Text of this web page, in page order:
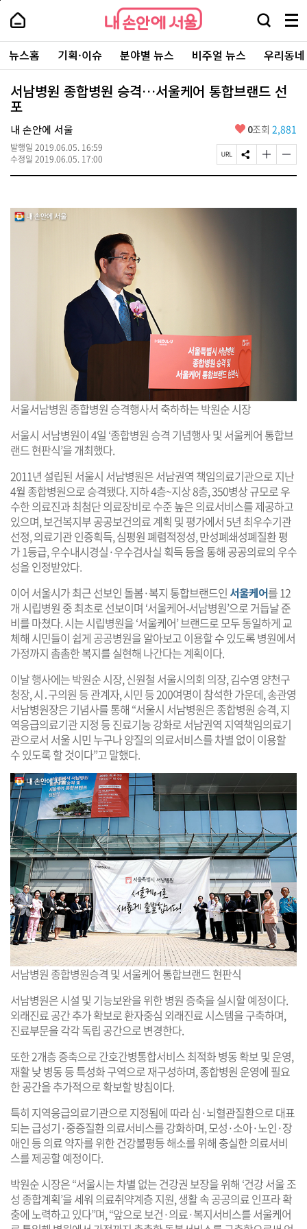
본
로
가
내
손
안
에
서
울
-
서
울
시
대
표
소
통
포
내
손
에
울
검
창
열
기
메
뉴
전
체
보
주
요
서
뉴스홈 기획·이슈 분야별 뉴스 비주얼 뉴스 우리동
서남병원 종합병원 승격…서울케어 통합브랜드 선
포
내 손안에 서울
발행일 2019.06.05. 16:59
수정일 2019.06.05. 17:00
좋
요
0조회 2,881
페
이
R
S
N
유
글
자
크
글
자
작
서울서남병원 종합병원 승격행사서 축하하는 박원순 시장
서울시 서남병원이 4일 ‘종합병원 승격 기념행사 및 서울케어 통합브
랜드 현판식’을 개최했다.
2011년 설립된 서울시 서남병원은 서남권역 책임의료기관으로 지난
4월 종합병원으로 승격됐다. 지하 4층~지상 8층, 350병상 규모로 우
수한 의료진과 최첨단 의료장비로 수준 높은 의료서비스를 제공하고
있으며, 보건복지부 공공보건의료 계획 및 평가에서 5년 최우수기관
선정, 의료기관 인증획득, 심평원 폐렴적정성, 만성폐쇄성폐질환 평
가 1등급, 우수내시경실·우수검사실 획득 등을 통해 공공의료의 우수
성을 인정받았다.
이어 서울시가 최근 선보인 돌봄·복지 통합브랜드인 서울케어를 12
개 시립병원 중 최초로 선보이며 ‘서울케어-서남병원’으로 거듭날 준
비를 마쳤다. 시는 시립병원을 ‘서울케어’ 브랜드로 모두 동일하게 교
체해 시민들이 쉽게 공공병원을 알아보고 이용할 수 있도록 병원에서
가정까지 촘촘한 복지를 실현해 나간다는 계획이다.
이날 행사에는 박원순 시장, 신원철 서울시의회 의장, 김수영 양천구
청장, 시․구의원 등 관계자, 시민 등 200여명이 참석한 가운데, 송관영
서남병원장은 기념사를 통해 “서울시 서남병원은 종합병원 승격, 지
역응급의료기관 지정 등 진료기능 강화로 서남권역 지역책임의료기
관으로서 서울 시민 누구나 양질의 의료서비스를 차별 없이 이용할
수 있도록 할 것이다”고 말했다.
서남병원 종합병원승격 및 서울케어 통합브랜드 현판식
서남병원은 시설 및 기능보완을 위한 병원 증축을 실시할 예정이다.
외래진료 공간 추가 확보로 환자중심 외래진료 시스템을 구축하며,
진료부문을 각각 독립 공간으로 변경한다.
또한 2개층 증축으로 간호간병통합서비스 최적화 병동 확보 및 운영,
재활 낮 병동 등 특성화 구역으로 재구성하며, 종합병원 운영에 필요
한 공간을 추가적으로 확보할 방침이다.
특히 지역응급의료기관으로 지정됨에 따라 심·뇌혈관질환으로 대표
되는 급성기·중증질환 의료서비스를 강화하며, 모성·소아·노인·장
애인 등 의료 약자를 위한 건강불평등 해소를 위해 충실한 의료서비
스를 제공할 예정이다.
박원순 시장은 “서울시는 차별 없는 건강권 보장을 위해 ‘건강 서울 조
성 종합계획’을 세워 의료취약계층 지원, 생활 속 공공의료 인프라 확
충에 노력하고 있다”며, “앞으로 보건·의료·복지서비스를 서울케어
페
상
단
로